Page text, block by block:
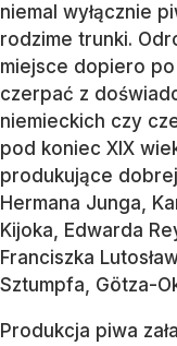
niemal wyłącznie
rodzime trunki.
miejsce dopiero
czerpać z
niemieckich czy
pod koniec XIX
produkujące
Hermana Junga,
Kijoka, Edwarda
Franciszka
Sztumpfa, Götza-
Produkcja piwa